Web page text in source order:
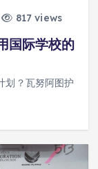
817 views
国际学校的
划？瓦努阿图护